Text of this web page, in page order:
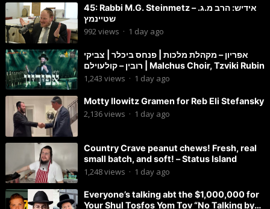
45: Rabbi M.G. Steinmetz – אידיש: הרב מ.ג.
שטיינמץ
992views · 1 day ago
אפריון – מקהלת מלכות | פנחס ביכלר | צביקי
רובין – קולעוילם | Malchus Choir, Tzviki Rubin
1,243 views · 1 day ago
Motty Ilowitz Gramen for Reb Eli Stefansky
2,136views · 1 day ago
Country Crave peanut chews! Fresh, real
small batch, and soft! – Status Island
1,248views · 1 day ago
Everyone’s talking abt the $1,000,000 for
Your Shul Tosfos Yom Tov “No Talking by